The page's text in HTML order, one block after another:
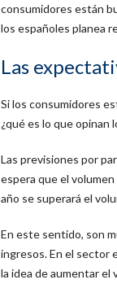
consumidores están
los españoles planea
Las
Si los consumidores
¿qué es lo que opinan
Las previsiones por
espera que el
año se superará el
En este sentido, son
ingresos. En el sector
la idea de aumentar el